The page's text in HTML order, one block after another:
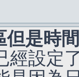
但是時
經設定